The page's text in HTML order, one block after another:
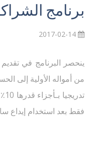
برنامج الشراكة "1
من أمواله الأولية إلى
فقط بعد استخدام إيداع